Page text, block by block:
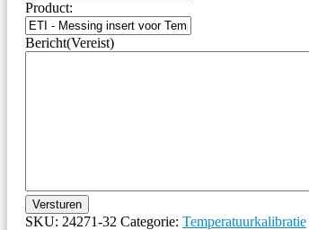
Product:
Bericht(Vereist)
Versturen
SKU: 24271-32 Categorie: Temperatuurkalibratie